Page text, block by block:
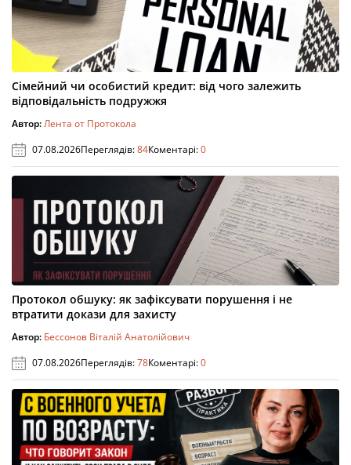
Сімейний чи особистий кредит: від чого залежить
відповідальність подружжя
Автор:Лента от Протокола
07.08.2026Переглядів:84Коментарі:0
Протокол обшуку: як зафіксувати порушення і не
втратити докази для захисту
Автор: Бессонов Віталій Анатолійович
07.08.2026Переглядів:78Коментарі:0